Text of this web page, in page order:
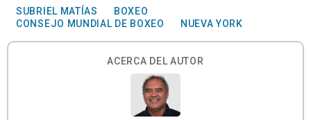
SUBRIEL MATÍAS
BOXEO
CONSEJO MUNDIAL DE BOXEO
NUEVA YORK
ACERCA DEL AUTOR